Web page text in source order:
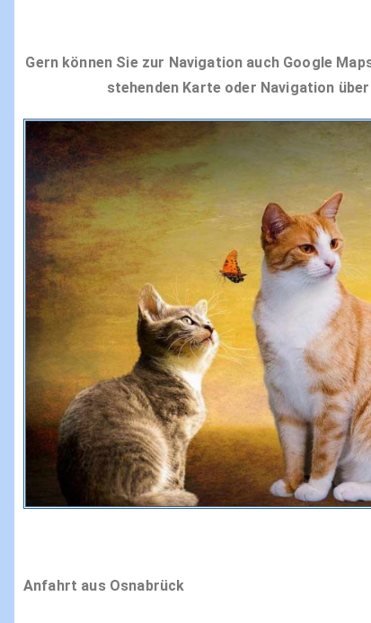
Gern können Sie zur Navigation auch Google
stehenden Karte oder Navigation
Anfahrt aus Osnabrück